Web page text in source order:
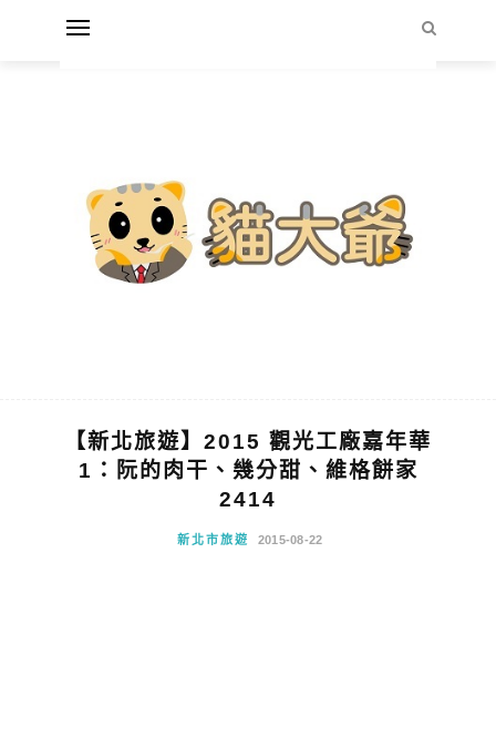
【新北旅遊】2015 觀光工廠嘉年華
1：阮的肉干、幾分甜、維格餅家
2414
新北市旅遊 2015-08-22